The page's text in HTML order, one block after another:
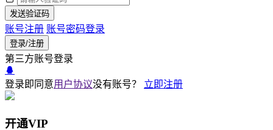
发送验证码
账号注册 账号密码登录
登录/注册
第三方账号登录
登录即同意用户协议没有账号？ 立即注册
开通VIP